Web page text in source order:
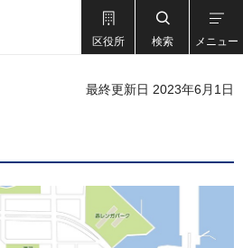
区役所 検索 メニュー
最終更新日 2023年6月1日